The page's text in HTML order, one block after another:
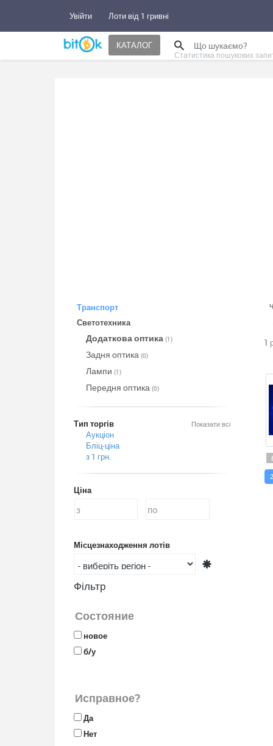
Увійти Лоти від 1 гривні
КАТАЛОГ
Статистика пошукових
Транспорт
Светотехника
Додаткова оптика (1)
Задня оптика (0)
Лампи (1)
Передня оптика (0)
Показати всі
Тип торгів
Аукціон
Бліц-ціна
з 1 грн.
Ціна
Місцезнаходження лотів
Фільтр
Состояние
новое
б/у
Исправное?
Да
Нет
1